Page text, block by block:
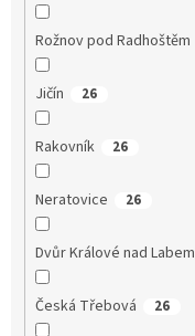
Rožnov pod Radhoštěm
Jičín 26
Rakovník 26
Neratovice 26
Dvůr Králové nad Labem
Česká Třebová 26